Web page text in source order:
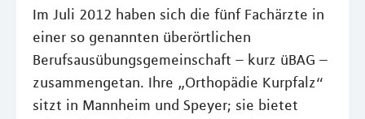
Im Juli 2012 haben sich die fünf Fachärzte in
einer so genannten überörtlichen
Berufsausübungsgemeinschaft – kurz üBAG –
zusammengetan. Ihre „Orthopädie Kurpfalz“
sitzt in Mannheim und Speyer; sie bietet